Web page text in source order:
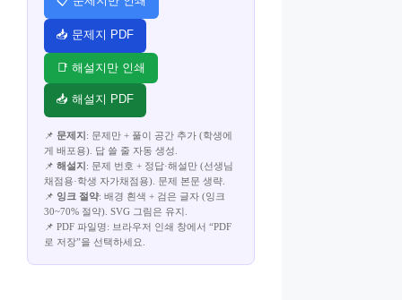
📥 문제지 PDF
📑 해설지만 인쇄
📥 해설지 PDF
📌 문제지: 문제만 + 풀이 공간 추가 (학생에
게 배포용). 답 쓸 줄 자동 생성.
📌 해설지: 문제 번호 + 정답·해설만 (선생님
채점용·학생 자가채점용). 문제 본문 생략.
📌 잉크 절약: 배경 흰색 + 검은 글자 (잉크
30~70% 절약). SVG 그림은 유지.
📌 PDF 파일명: 브라우저 인쇄 창에서 “PDF
로 저장”을 선택하세요.